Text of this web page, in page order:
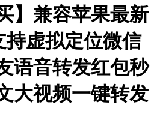
】兼容苹果最新
持虚拟定位微信
语音转发红包秒
大视频一键转发